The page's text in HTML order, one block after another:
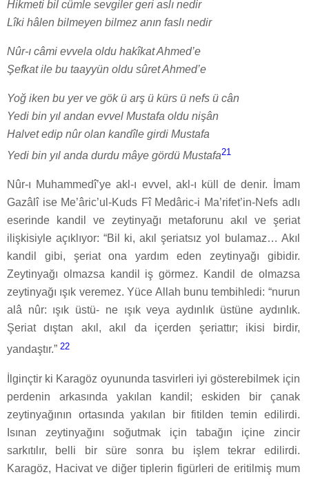
Hikmeti bil cümle sevgiler geri aslı nedir
Lîki hâlen bilmeyen bilmez anın faslı nedir
Nûr-ı câmi evvela oldu hakîkat Ahmed’e
Şefkat ile bu taayyün oldu sûret Ahmed’e
Yoğ iken bu yer ve gök ü arş ü kürs ü nefs ü cân
Yedi bin yıl andan evvel Mustafa oldu nişân
Halvet edip nûr olan kandîle girdi Mustafa
Yedi bin yıl anda durdu mâye gördü Mustafa21
Nûr-ı Muhammedî’ye akl-ı evvel, akl-ı küll de denir. İmam
Gazâlî ise Me’âric’ul-Kuds Fî Medâric-i Ma’rifet’in-Nefs adlı
eserinde kandil ve zeytinyağı metaforunu akıl ve şeriat
ilişkisiyle açıklıyor: “Bil ki, akıl şeriatsız yol bulamaz… Akıl
kandil gibi, şeriat ona yardım eden zeytinyağı gibidir.
Zeytinyağı olmazsa kandil iş görmez. Kandil de olmazsa
zeytinyağı ışık veremez. Yüce Allah bunu tembihledi: “nurun
alâ nûr: ışık üstü- ne ışık veya aydınlık üstüne aydınlık.
Şeriat dıştan akıl, akıl da içerden şeriattır; ikisi birdir,
yandaştır.” 22
İlginçtir ki Karagöz oyununda tasvirleri iyi gösterebilmek için
perdenin arkasında yakılan kandil; eskiden bir çanak
zeytinyağının ortasında yakılan bir fitilden temin edilirdi.
Isınan zeytinyağını soğutmak için tabağın içine zincir
sarkıtılır, belli bir süre sonra bu işlem tekrar edilirdi.
Karagöz, Hacivat ve diğer tiplerin figürleri de eritilmiş mum